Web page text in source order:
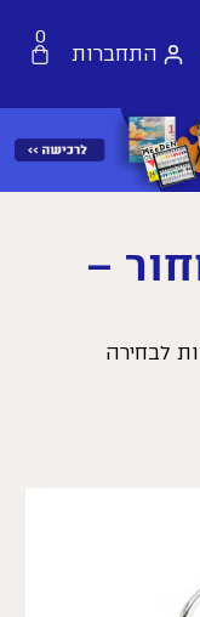
התחברות
0
–
לבחירה